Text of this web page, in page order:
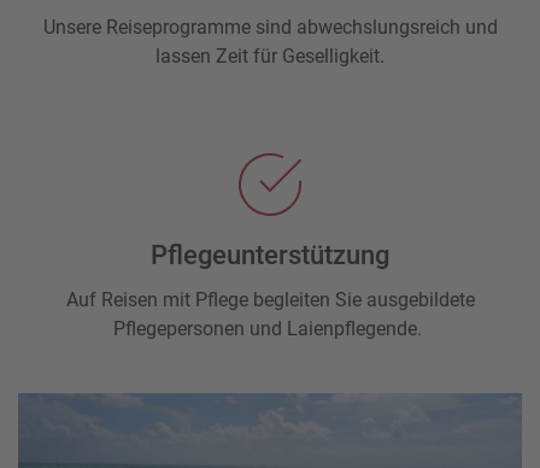
Unsere Reiseprogramme sind abwechslungsreich und
lassen Zeit für Geselligkeit.
Pflegeunterstützung
Auf Reisen mit Pflege begleiten Sie ausgebildete
Pflegepersonen und Laienpflegende.